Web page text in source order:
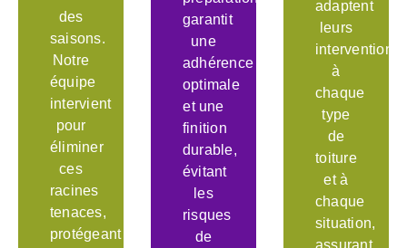
des
saisons.
Notre
équipe
intervient
pour
éliminer
ces
racines
tenaces,
protégeant
garantit
une
adhérence
optimale
et une
finition
durable,
évitant
les
risques
de
adaptent
leurs
interventions
à
chaque
type
de
toiture
et à
chaque
situation,